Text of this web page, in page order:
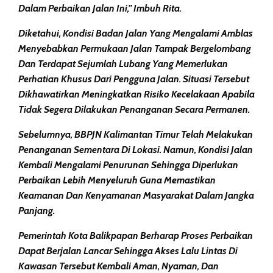
Dalam Perbaikan Jalan Ini,” Imbuh Rita.
Diketahui, Kondisi Badan Jalan Yang Mengalami Amblas
Menyebabkan Permukaan Jalan Tampak Bergelombang
Dan Terdapat Sejumlah Lubang Yang Memerlukan
Perhatian Khusus Dari Pengguna Jalan. Situasi Tersebut
Dikhawatirkan Meningkatkan Risiko Kecelakaan Apabila
Tidak Segera Dilakukan Penanganan Secara Permanen.
Sebelumnya, BBPJN Kalimantan Timur Telah Melakukan
Penanganan Sementara Di Lokasi. Namun, Kondisi Jalan
Kembali Mengalami Penurunan Sehingga Diperlukan
Perbaikan Lebih Menyeluruh Guna Memastikan
Keamanan Dan Kenyamanan Masyarakat Dalam Jangka
Panjang.
Pemerintah Kota Balikpapan Berharap Proses Perbaikan
Dapat Berjalan Lancar Sehingga Akses Lalu Lintas Di
Kawasan Tersebut Kembali Aman, Nyaman, Dan